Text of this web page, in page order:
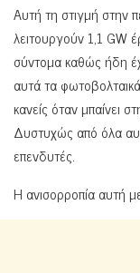
Αυτή τη στιγμή στην
λειτουργούν 1,1 GW
σύντομα καθώς ήδη
αυτά τα
κανείς όταν μπαίνει
Δυστυχώς από όλα
επενδυτές.
H ανισορροπία αυτή